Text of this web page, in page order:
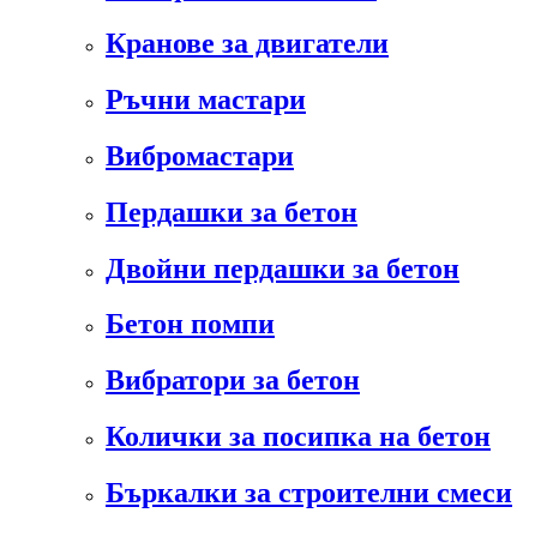
Кранове за двигатели
Ръчни мастари
Вибромастари
Пердашки за бетон
Двойни пердашки за бетон
Бетон помпи
Вибратори за бетон
Колички за посипка на бетон
Бъркалки за строителни смеси